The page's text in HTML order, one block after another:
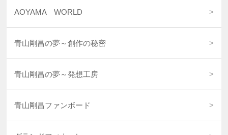
AOYAMA WORLD
青山剛昌の夢～創作の秘密
青山剛昌の夢～発想工房
青山剛昌ファンボード